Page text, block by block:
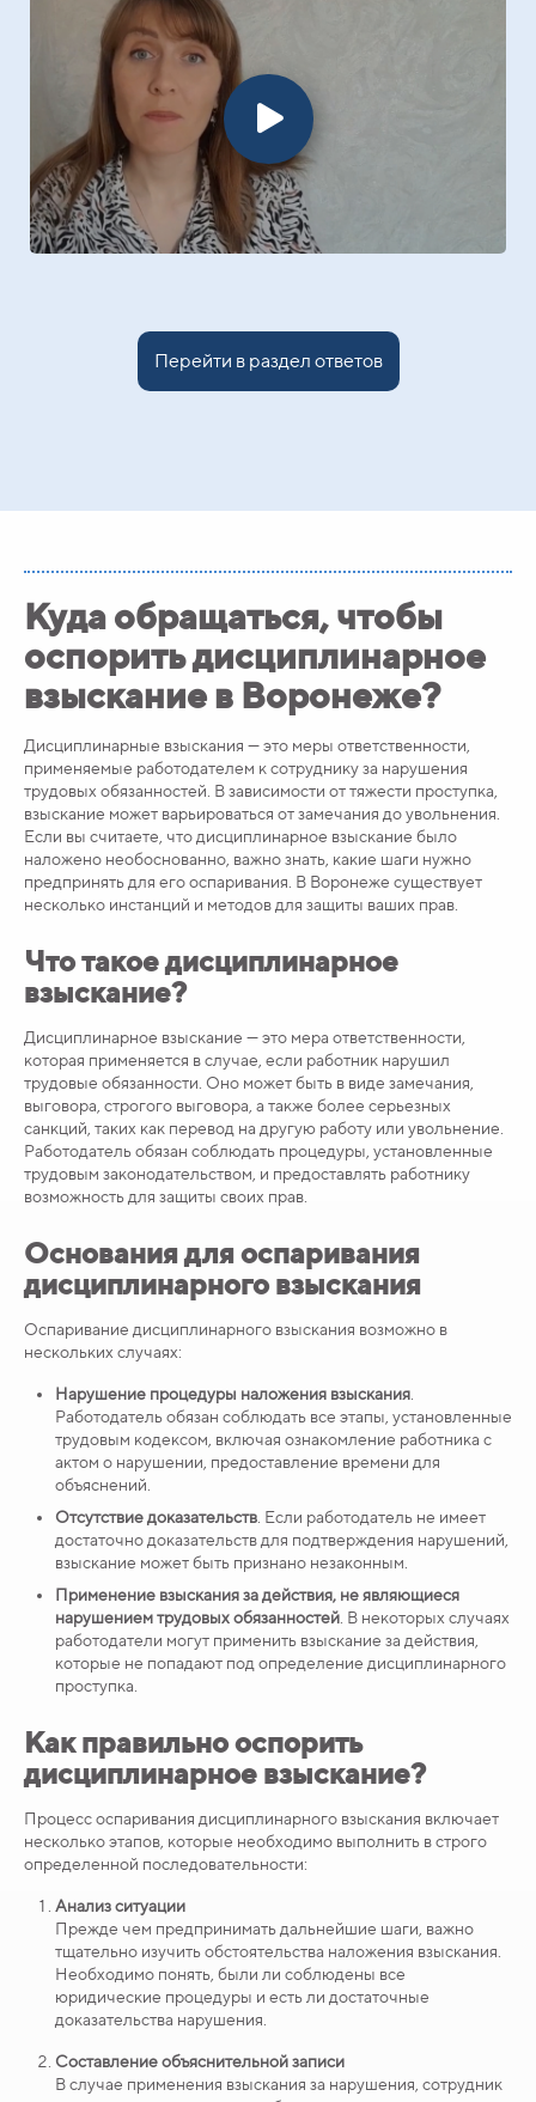
Перейти в раздел ответов
Куда обращаться, чтобы
оспорить дисциплинарное
взыскание в Воронеже?
Дисциплинарные взыскания — это меры ответственности,
применяемые работодателем к сотруднику за нарушения
трудовых обязанностей. В зависимости от тяжести проступка,
взыскание может варьироваться от замечания до увольнения.
Если вы считаете, что дисциплинарное взыскание было
наложено необоснованно, важно знать, какие шаги нужно
предпринять для его оспаривания. В Воронеже существует
несколько инстанций и методов для защиты ваших прав.
Что такое дисциплинарное
взыскание?
Дисциплинарное взыскание — это мера ответственности,
которая применяется в случае, если работник нарушил
трудовые обязанности. Оно может быть в виде замечания,
выговора, строгого выговора, а также более серьезных
санкций, таких как перевод на другую работу или увольнение.
Работодатель обязан соблюдать процедуры, установленные
трудовым законодательством, и предоставлять работнику
возможность для защиты своих прав.
Основания для оспаривания
дисциплинарного взыскания
Оспаривание дисциплинарного взыскания возможно в
нескольких случаях:
Нарушение процедуры наложения взыскания
Работодатель обязан соблюдать все этапы, установленные
трудовым кодексом, включая ознакомление работника с
актом о нарушении, предоставление времени для
объяснений.
Отсутствие доказательств . Если работодатель не имеет
достаточно доказательств для подтверждения нарушений,
взыскание может быть признано незаконным.
Применение взыскания за действия, не являющиеся
нарушением трудовых обязанностей . В некоторых случаях
работодатели могут применить взыскание за действия,
которые не попадают под определение дисциплинарного
проступка.
Как правильно оспорить
дисциплинарное взыскание?
Процесс оспаривания дисциплинарного взыскания включает
несколько этапов, которые необходимо выполнить в строго
определенной последовательности:
Анализ ситуации
Прежде чем предпринимать дальнейшие шаги, важно
тщательно изучить обстоятельства наложения взыскания.
Необходимо понять, были ли соблюдены все
юридические процедуры и есть ли достаточные
доказательства нарушения.
Составление объяснительной записи
В случае применения взыскания за нарушения, сотрудник